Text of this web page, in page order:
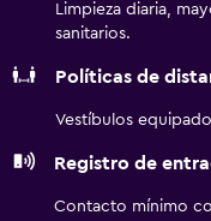
armonía para la
perfecto en familia.
Limpieza diaria,
sanitarios.
Políticas de
Vestíbulos
Registro de
Contacto mínimo